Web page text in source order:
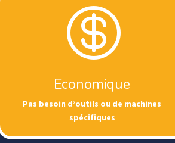

Economique
Pas besoin d’outils ou de machines
spécifiques